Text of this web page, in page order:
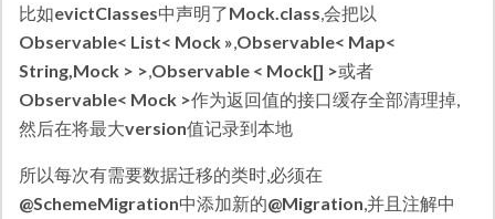
比如evictClasses中声明了Mock.class,会把以
Observable< List< Mock »,Observable< Map<
String,Mock > >,Observable < Mock[] >或者
Observable< Mock >作为返回值的接口缓存全部清理掉,
然后在将最大version值记录到本地
所以每次有需要数据迁移的类时,必须在
@SchemeMigration中添加新的@Migration,并且注解中